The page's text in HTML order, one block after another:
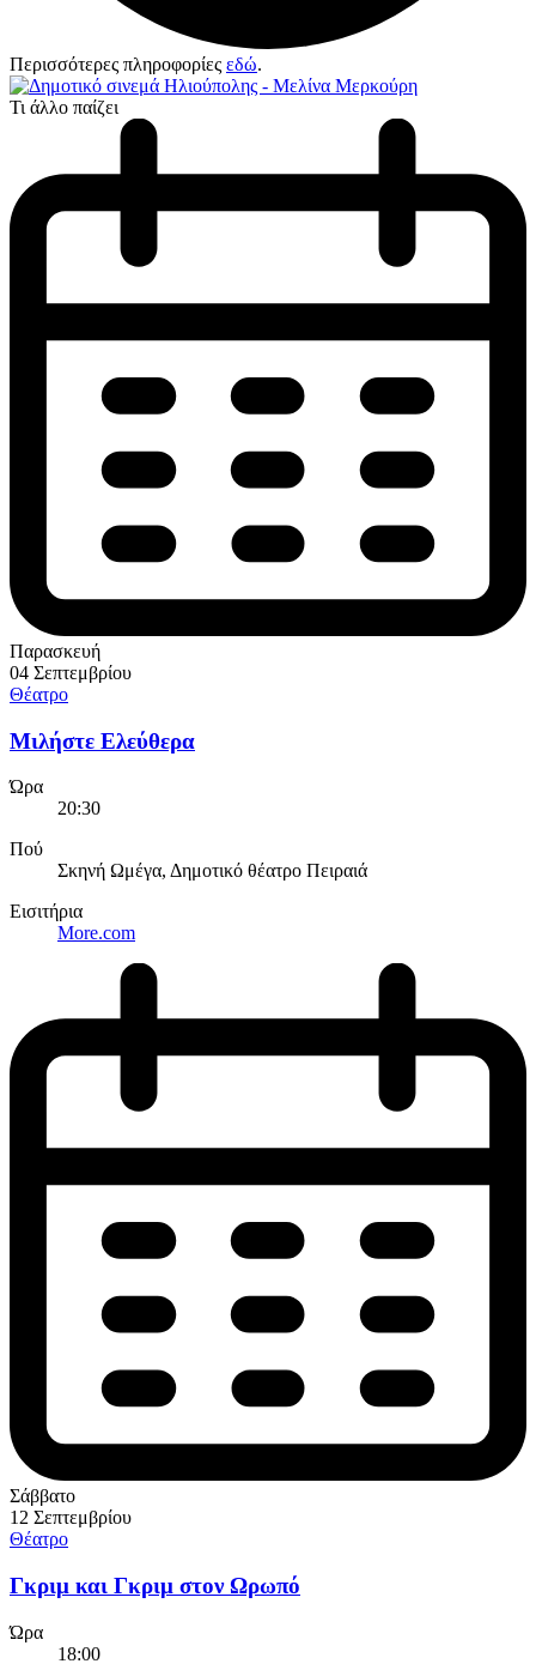
Περισσότερες πληροφορίες εδώ.
Τι άλλο παίζει
Παρασκευή
04 Σεπτεμβρίου
Θέατρο
Μιλήστε Ελεύθερα
Ώρα
20:30
Πού
Σκηνή Ωμέγα, Δημοτικό θέατρο Πειραιά
Εισιτήρια
More.com
Σάββατο
12 Σεπτεμβρίου
Θέατρο
Γκριμ και Γκριμ στον Ωρωπό
Ώρα
18:00